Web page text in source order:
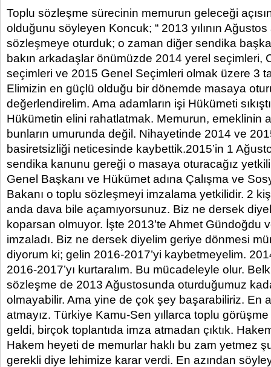
Toplu sözleşme sürecinin memurun geleceği
olduğunu söyleyen Koncuk; “ 2013 yılının Ağustos
sözleşmeye oturduk; o zaman diğer sendika
bakın arkadaşlar önümüzde 2014 yerel seçimleri,
seçimleri ve 2015 Genel Seçimleri olmak üzere 3
Elimizin en güçlü olduğu bir dönemde masaya
değerlendirelim. Ama adamların işi Hükümeti
Hükümetin elini rahatlatmak. Memurun, emeklinin
bunların umurunda değil. Nihayetinde 2014 ve 2015
basiretsizliği neticesinde kaybettik.2015’in 1
sendika kanunu gereği o masaya oturacağız
Genel Başkanı ve Hükümet adına Çalışma ve
Bakanı o toplu sözleşmeyi imzalama yetkilidir. 2
anda dava bile açamıyorsunuz. Biz ne dersek
koparsan olmuyor. İşte 2013’te Ahmet Gündoğdu
imzaladı. Biz ne dersek diyelim geriye dönmesi
diyorum ki; gelin 2016-2017’yi kaybetmeyelim.
2016-2017’yı kurtaralım. Bu mücadeleyle olur.
sözleşme de 2013 Ağustosunda oturduğumuz
olmayabilir. Ama yine de çok şey başarabiliriz. En
atmayız. Türkiye Kamu-Sen yıllarca toplu görüşme
geldi, birçok toplantıda imza atmadan çıktık.
Hakem heyeti de memurlar haklı bu zam yetmez
gerekli diye lehimize karar verdi. En azından